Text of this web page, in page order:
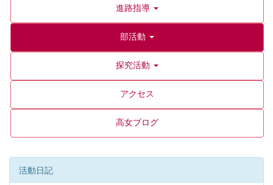
進路指導
部活動
探究活動
アクセス
高女ブログ
活動日記